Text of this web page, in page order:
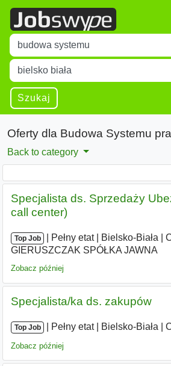
Title
Type 1 or more characters for results.
Miejscowość
Type 1 or more characters for results.
Szukaj
Oferty dla Budowa Systemu
Back to category
Specjalista ds. Sprzedaży
call center)
Top Job Pełny etat| Bielsko-Biała
GIERUSZCZAK SPÓŁKA JAWNA
Zobacz później
Specjalista/ka ds. zakupów
Top Job Pełny etat| Bielsko-Biała
Zobacz później